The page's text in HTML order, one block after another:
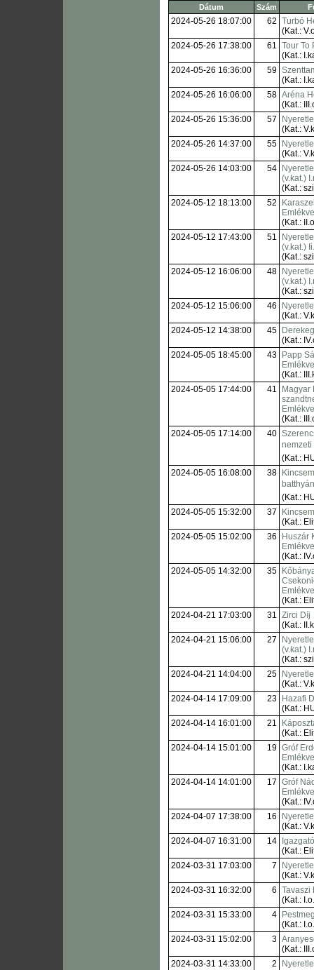
Dátum Szám
2024-05-26 18:07:00 62 Turbó
(Kat.:
2024-05-26 17:38:00
61 Tour To
(Kat.:
2024-05-26 16:36:00
59
(Kat.:
2024-05-26 16:06:00
58 Aréna
(Kat.:
2024-05-26 15:36:00
57
(Kat.:
2024-05-26 14:37:00
55
(Kat.:
2024-05-26 14:03:00
54
(v.kat.)
(Kat.:
2024-05-12 18:13:00
52
(Kat.:
2024-05-12 17:43:00
51
(v.kat.)
(Kat.:
2024-05-12 16:06:00
48
(v.kat.)
(Kat.:
2024-05-12 15:06:00
46
(Kat.:
2024-05-12 14:38:00
45
(Kat.:
2024-05-05 18:45:00
43
Papp
(Kat.:
2024-05-05 17:44:00
41
Magyar
(Kat.:
2024-05-05 17:14:00
40
(Kat.:
2024-05-05 16:08:00
38
(Kat.:
2024-05-05 15:32:00
37
(Kat.:
2024-05-05 15:02:00
36
Huszár
(Kat.:
2024-05-05 14:32:00
35
(Kat.:
2024-04-21 17:03:00
31 Zirci Díj
(Kat.:
2024-04-21 15:06:00
27
(v.kat.)
(Kat.:
2024-04-21 14:04:00
25
(Kat.:
2024-04-14 17:09:00
23
Hazafi
(Kat.:
2024-04-14 16:01:00
21
(Kat.:
2024-04-14 15:01:00
19 Gróf
(Kat.:
2024-04-14 14:01:00
17 Gróf
(Kat.:
2024-04-07 17:38:00
16
(Kat.:
2024-04-07 16:31:00
14
(Kat.:
2024-03-31 17:03:00
7
(Kat.:
2024-03-31 16:32:00
6 Tavaszi
(Kat.:
2024-03-31 15:33:00
4
(Kat.:
2024-03-31 15:02:00
3
(Kat.:
2024-03-31 14:33:00
2